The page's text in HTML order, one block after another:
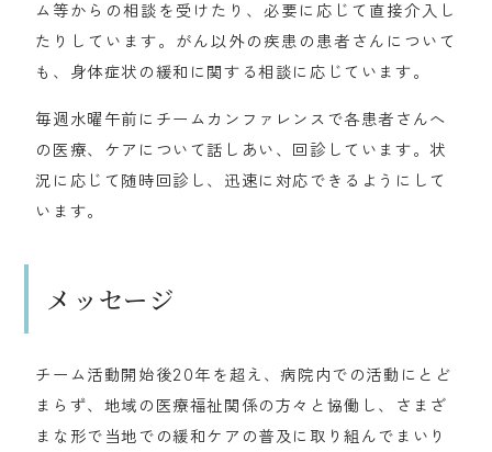
ム等からの相談を受けたり、必要に応じて直接介入し
たりしています。がん以外の疾患の患者さんについて
も、身体症状の緩和に関する相談に応じています。
毎週水曜午前にチームカンファレンスで各患者さんへ
の医療、ケアについて話しあい、回診しています。状
況に応じて随時回診し、迅速に対応できるようにして
います。
メッセージ
チーム活動開始後20年を超え、病院内での活動にとど
まらず、地域の医療福祉関係の方々と協働し、さまざ
まな形で当地での緩和ケアの普及に取り組んでまいり